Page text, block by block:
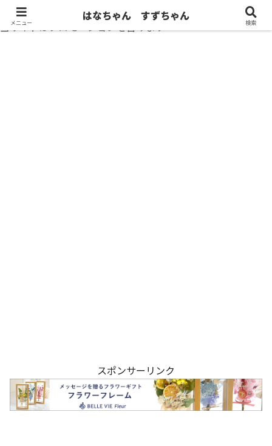
当サイトはプロモーションを含みます
スポンサーリンク
メニュー
はなちゃん すずちゃん
検索